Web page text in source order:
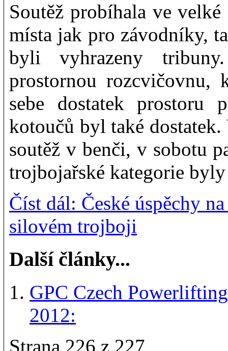
Soutěž probíhala ve
místa jak pro závodníky,
byli vyhrazeny
prostornou rozcvičovnu,
sebe dostatek
kotoučů byl také
soutěž v benči, v sobotu
trojbojařské kategorie
Číst dál: České úspěchy
silovém trojboji
Další články...
GPC Czech
2012:
Strana 226 z 227